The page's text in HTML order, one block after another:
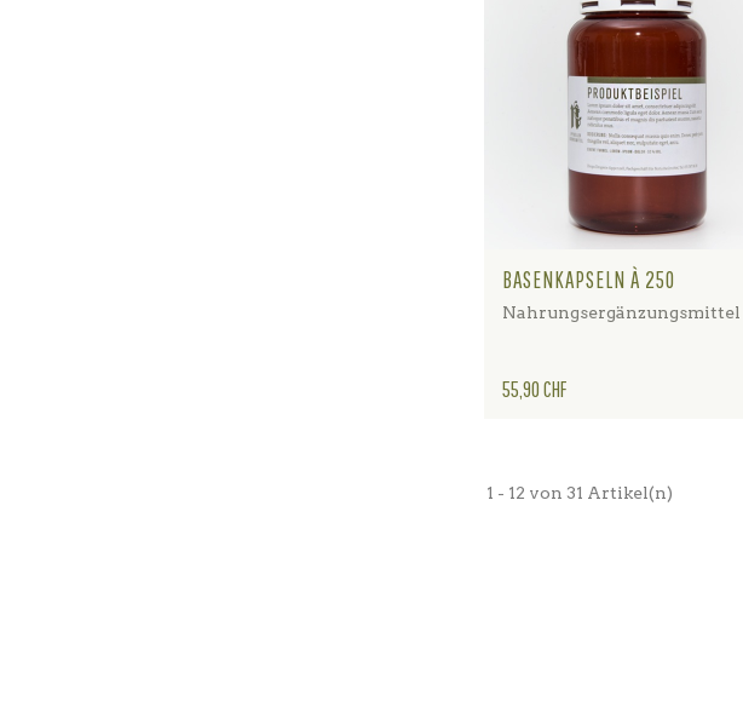
BASENKAPSELN À 250
Nahrungsergänzungsmittel
Preis
55,90 CHF
1 - 12 von 31 Artikel(n)